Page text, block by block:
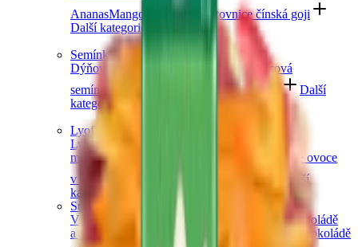
AnanasMango
Kustovnice čínská goji
Další kategorie
Semínka
Dýňová semínka
Slunečnicová
semínka
Konopná semínka
Další
kategorie
Lyofilizované ovoce
Lyofilizované jahody
malinyLyofilizovaný mix ovoce
Lyofilizované ovoce
v čokoládě
Ostatní lyofilizované ovoce
Další
kategorie
Sušené ovoce v čokoládě
V hořké čokoládě
V bílé čokoládě
a jogurtu
Jablečné trubičky máčené v čokoládě